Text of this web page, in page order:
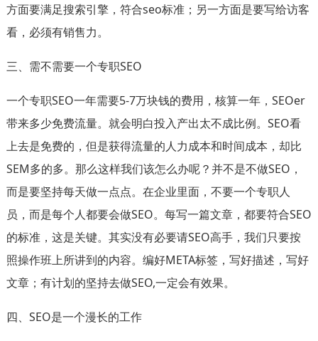
方面要满足搜索引擎，符合seo标准；另一方面是要写给访客
看，必须有销售力。
三、需不需要一个专职SEO
一个专职SEO一年需要5-7万块钱的费用，核算一年，SEOer
带来多少免费流量。就会明白投入产出太不成比例。SEO看
上去是免费的，但是获得流量的人力成本和时间成本，却比
SEM多的多。那么这样我们该怎么办呢？并不是不做SEO，
而是要坚持每天做一点点。在企业里面，不要一个专职人
员，而是每个人都要会做SEO。每写一篇文章，都要符合SEO
的标准，这是关键。其实没有必要请SEO高手，我们只要按
照操作班上所讲到的内容。编好META标签，写好描述，写好
文章；有计划的坚持去做SEO,一定会有效果。
四、SEO是一个漫长的工作